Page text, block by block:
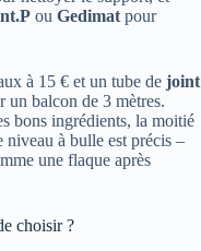
ou Gedimatpour
à 15 € et un tube de joint
un balcon de 3 mètres.
bons ingrédients, la moitié
à bulle est précis –
une flaque après
choisir ?